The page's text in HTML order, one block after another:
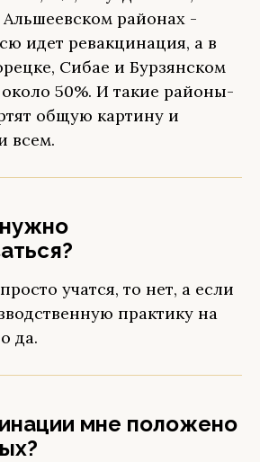
районах -
идет ревакцинация, а в
Сибае и Бурзянском
50%. И такие районы-
общую картину и
всем.
учатся, то нет, а если
практику на
да.
мне положено